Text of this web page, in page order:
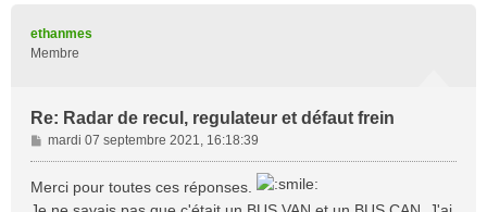
ethanmes
Membre
Re: Radar de recul, regulateur et défaut frein
M
e
mardi 07 septembre 2021, 16:18:39
Merci pour toutes ces réponses.